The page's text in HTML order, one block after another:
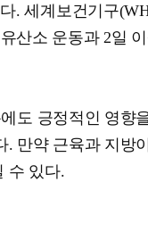
. 세계보건기구
산소 운동과 2일
도 긍정적인 영향
만약 근육과 지방
수 있다.